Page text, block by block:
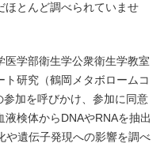
ほとんど調べられていませ
医学部衛生学公衆衛生学教室
研究（鶴岡メタボロームコ
加を呼びかけ、参加に同意
検体からDNAやRNAを抽出
や遺伝子発現への影響を調べ